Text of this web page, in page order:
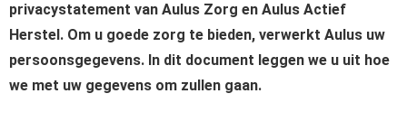
privacystatement van Aulus Zorg en Aulus Actief
Herstel. Om u goede zorg te bieden, verwerkt Aulus uw
persoonsgegevens. In dit document leggen we u uit hoe
we met uw gegevens om zullen gaan.